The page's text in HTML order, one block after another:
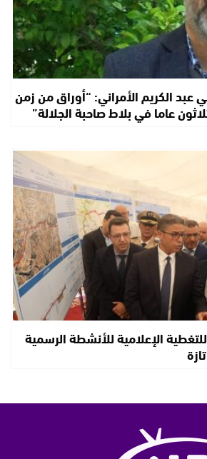
عبد الكريم الأمراني: “أوراق من زمن
عاما في بلاط صاحبة الجلالة”
الإعلامية للأنشطة الرسمية